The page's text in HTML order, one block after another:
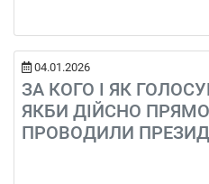
04.01.2026
ЗА КОГО І ЯК
ЯКБИ ДІЙСНО
ПРОВОДИЛИ